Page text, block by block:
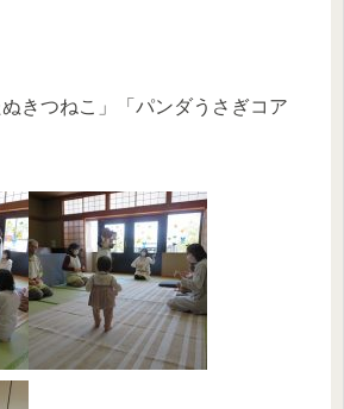
きつねこ」「パンダうさぎコア